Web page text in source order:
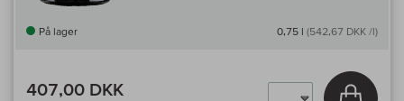
På lager 0,75 l (542,67 DKK /l)
407,00 DKK Læg i